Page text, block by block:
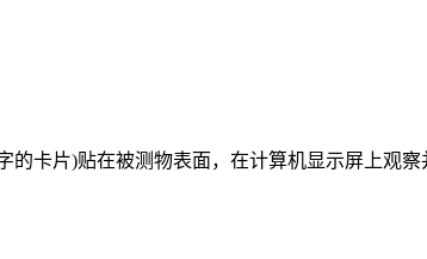
片)贴在被测物表面，在计算机显示屏上观